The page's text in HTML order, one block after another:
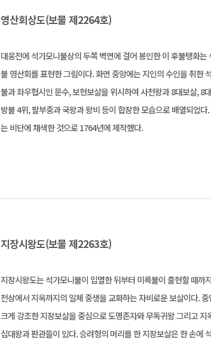
영산회상도(보물 제2264호)
대웅전에 석가모니불상의 두쪽 벽면에 걸어 봉인한 이 후불탱화는
불 영산회를 표현한 그림이다. 화면 중앙에는 지인의 수인을 취한
불과 좌우협시인 문수, 보현보살을 위시하여 사천왕과 8대보살, 8
방불 4위, 팔부중과 국왕과 왕비 등이 합장한 모습으로 배열되었다
는 비단에 채색한 것으로 1764년에 제작했다.
지장시왕도(보물 제2263호)
지장시왕도는 석가모니불이 입멸한 뒤부터 미륵불이 출현할 때까지
천상에서 지옥까지의 일체 중생을 교화하는 자비로운 보살이다. 중
크게 강조한 지장보살을 중심으로 도명존자와 무독귀왕 그리고 지
십대왕과 판관들이 있다. 승려형의 머리를 한 지장보살은 한 손에